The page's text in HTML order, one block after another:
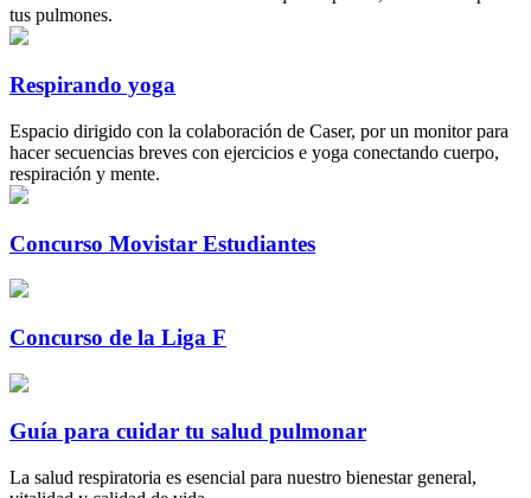
tus pulmones.
Respirando yoga
Espacio dirigido con la colaboración de Caser, por un monitor para
hacer secuencias breves con ejercicios e yoga conectando cuerpo,
respiración y mente.
Concurso Movistar Estudiantes
Concurso de la Liga F
Guía para cuidar tu salud pulmonar
La salud respiratoria es esencial para nuestro bienestar general,